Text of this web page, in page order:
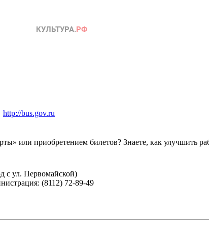
http://bus.gov.ru
или приобретением билетов? Знаете, как улучшить
с ул. Первомайской)
(8112) 72-89-49